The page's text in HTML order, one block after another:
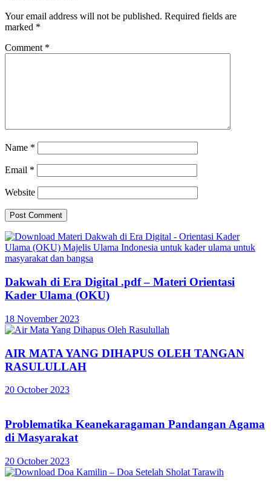
Your email address will not be published. Required fields are
marked *
Comment *
Name *
Email *
Website
Dakwah di Era Digital .pdf – Materi Orientasi
Kader Ulama (OKU)
18 November 2023
AIR MATA YANG DIHAPUS OLEH TANGAN
RASULULLAH
20 October 2023
Problematika Keanekaragaman Pandangan Agama
di Masyarakat
20 October 2023